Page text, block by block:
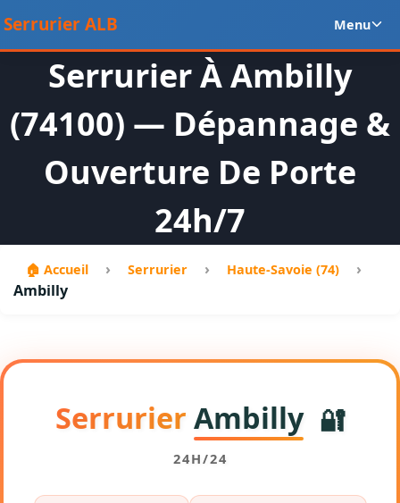
au
contenu
Serrurier ALB Menu
Serrurier À Ambilly
(74100) — Dépannage &
Ouverture De Porte
24h/7
🏠 Accueil › Serrurier › Haute-Savoie (74)
›
Ambilly
Serrurier Ambilly 🔐
24H/24